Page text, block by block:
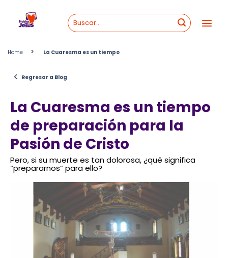
content
Home > La Cuaresma es un tiempo
< Regresar a Blog
La Cuaresma es un tiempo
de preparación para la
Pasión de Cristo
Pero, si su muerte es tan dolorosa, ¿qué significa
“prepararnos” para ello?